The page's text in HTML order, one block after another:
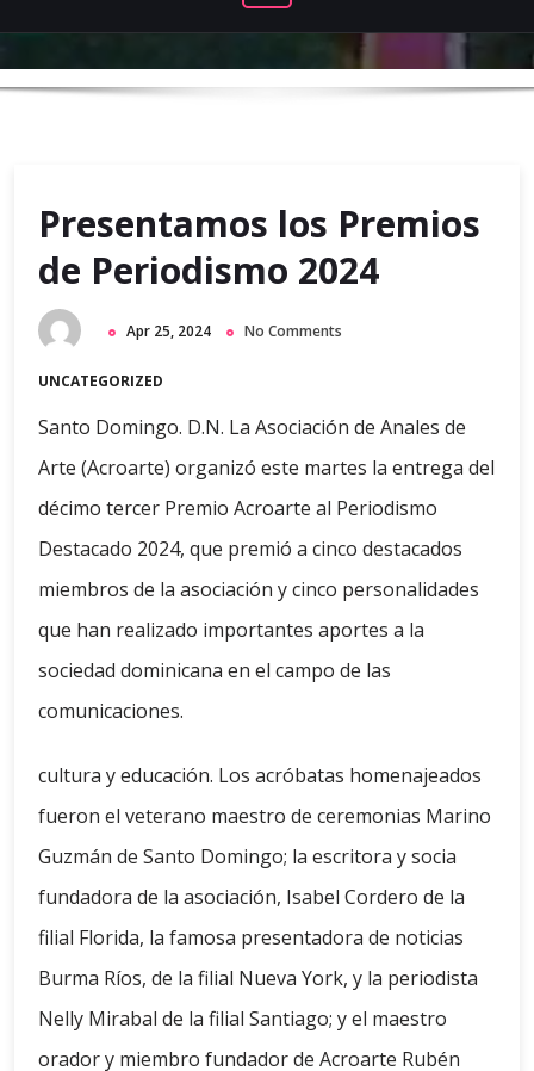
Presentamos los Premios
de Periodismo 2024
Apr 25, 2024 No Comments
UNCATEGORIZED
Santo Domingo. D.N. La Asociación de Anales de
Arte (Acroarte) organizó este martes la entrega del
décimo tercer Premio Acroarte al Periodismo
Destacado 2024, que premió a cinco destacados
miembros de la asociación y cinco personalidades
que han realizado importantes aportes a la
sociedad dominicana en el campo de las
comunicaciones.
cultura y educación. Los acróbatas homenajeados
fueron el veterano maestro de ceremonias Marino
Guzmán de Santo Domingo; la escritora y socia
fundadora de la asociación, Isabel Cordero de la
filial Florida, la famosa presentadora de noticias
Burma Ríos, de la filial Nueva York, y la periodista
Nelly Mirabal de la filial Santiago; y el maestro
orador y miembro fundador de Acroarte Rubén